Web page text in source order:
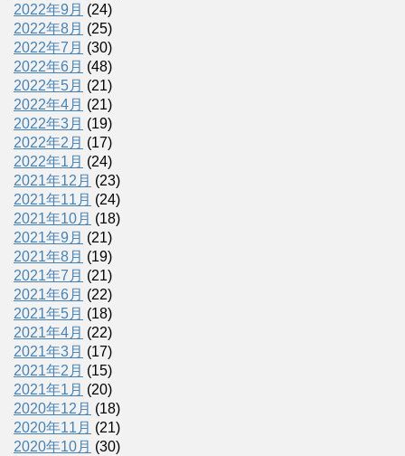
2022年9月 (24)
2022年8月 (25)
2022年7月 (30)
2022年6月 (48)
2022年5月 (21)
2022年4月 (21)
2022年3月 (19)
2022年2月 (17)
2022年1月 (24)
2021年12月 (23)
2021年11月 (24)
2021年10月 (18)
2021年9月 (21)
2021年8月 (19)
2021年7月 (21)
2021年6月 (22)
2021年5月 (18)
2021年4月 (22)
2021年3月 (17)
2021年2月 (15)
2021年1月 (20)
2020年12月 (18)
2020年11月 (21)
2020年10月 (30)